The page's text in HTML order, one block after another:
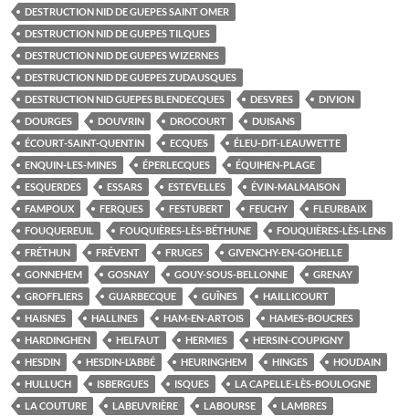
DESTRUCTION NID DE GUEPES SAINT OMER
DESTRUCTION NID DE GUEPES TILQUES
DESTRUCTION NID DE GUEPES WIZERNES
DESTRUCTION NID DE GUEPES ZUDAUSQUES
DESTRUCTION NID GUEPES BLENDECQUES
DESVRES
DIVION
DOURGES
DOUVRIN DROCOURT
DUISANS
ÉCOURT-SAINT-QUENTIN
ECQUES
ÉLEU-DIT-LEAUWETTE
ENQUIN-LES-MINES
ÉPERLECQUES
ÉQUIHEN-PLAGE
ESQUERDES
ESSARS ESTEVELLES
ÉVIN-MALMAISON
FAMPOUX
FERQUES FESTUBERT FEUCHY
FLEURBAIX
FOUQUEREUIL
FOUQUIÈRES-LÈS-BÉTHUNE
FOUQUIÈRES-LÈS-LENS
FRÉTHUN
FRÉVENT FRUGES
GIVENCHY-EN-GOHELLE
GONNEHEM
GOSNAY GOUY-SOUS-BELLONNE
GRENAY
GROFFLIERS
GUARBECQUE GUÎNES
HAILLICOURT
HAISNES
HALLINES HAM-EN-ARTOIS
HAMES-BOUCRES
HARDINGHEN
HELFAUT HERMIES
HERSIN-COUPIGNY
HESDIN
HESDIN-L’ABBÉ HEURINGHEM HINGES
HOUDAIN
HULLUCH
ISBERGUES ISQUES
LA CAPELLE-LÈS-BOULOGNE
LA COUTURE
LABEUVRIÈRE LABOURSE
LAMBRES